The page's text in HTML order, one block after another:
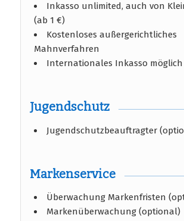
Inkasso unlimited, auch von
(ab 1 €)
Kostenloses außergerichtliches
Mahnverfahren
Internationales Inkasso möglich
Jugendschutz
Jugendschutzbeauftragter
Markenservice
Überwachung Markenfristen
Markenüberwachung (optional)